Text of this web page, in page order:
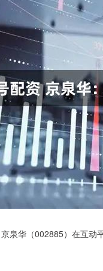
华（002885）在互动
14311.01 200.89